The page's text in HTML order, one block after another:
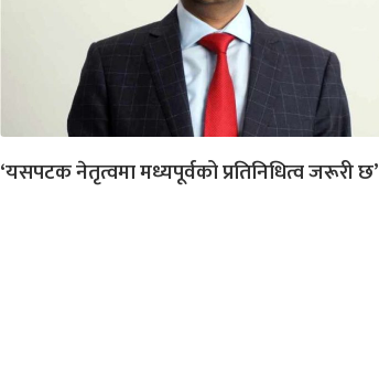
‘यसपटक नेतृत्वमा मध्यपूर्वको प्रतिनिधित्व जरूरी छ’